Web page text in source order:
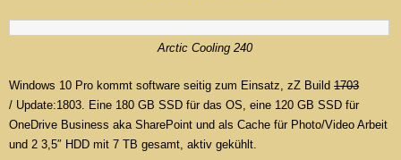
Arctic Cooling 240
Windows 10 Pro kommt software seitig zum Einsatz, zZ Build 1703
/ Update:1803. Eine 180 GB SSD für das OS, eine 120 GB SSD für
OneDrive Business aka SharePoint und als Cache für Photo/Video Arbeit
und 2 3,5″ HDD mit 7 TB gesamt, aktiv gekühlt.